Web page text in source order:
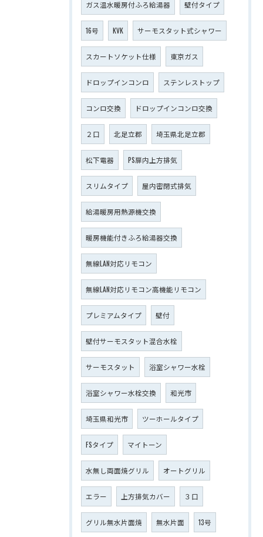
ガス温水暖房付ふろ給湯器 壁付タイプ
16号 KVK サーモスタット式シャワー
スカートソケット仕様 東京ガス
ドロップインコンロ ステンレストップ
コンロ交換 ドロップインコンロ交換
２口 北足立郡 埼玉県北足立郡
松下電器 PS扉内上方排気
スリムタイプ 屋内密閉式排気
給湯暖房用熱源機交換
暖房機能付きふろ給湯器交換
無線LAN対応リモコン
無線LAN対応リモコン高機能リモコン
プレミアムタイプ 壁付
壁付サーモスタット混合水栓
サーモスタット 浴室シャワー水栓
浴室シャワー水栓交換 和光市
埼玉県和光市 ツーホールタイプ
FSタイプ マイトーン
水無し両面焼グリル オートグリル
エラー 上方排気カバー ３口
グリル無水片面焼 無水片面 13号